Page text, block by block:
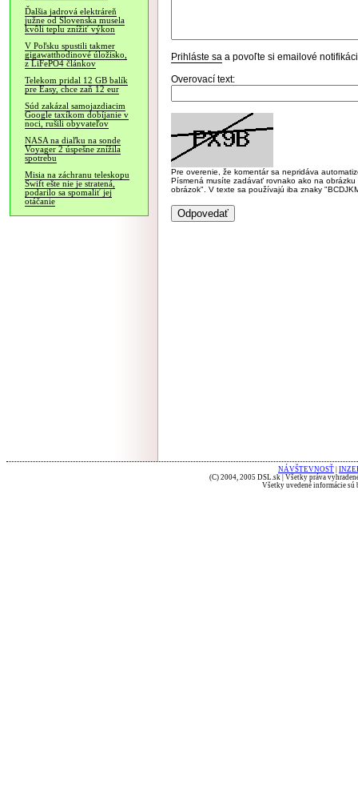
Ďalšia jadrová elektráreň
južne od Slovenska musela
kvôli teplu znížiť výkon
V Poľsku spustili takmer
gigawatthodinové úložisko,
z LiFePO4 článkov
Telekom pridal 12 GB balík
pre Easy, chce zaň 12 eur
Súd zakázal samojazdiacim
Google taxíkom dobíjanie v
noci, rušili obyvateľov
NASA na diaľku na sonde
Voyager 2 úspešne znížila
spotrebu
Misia na záchranu teleskopu
Swift ešte nie je stratená,
podarilo sa spomaliť jej
otáčanie
Prihláste sa a povoľte si emailové
Overovací text:
Pre overenie, že komentár sa nepridáva
Písmená musíte zadávať rovnako ako na
obrázok". V texte sa používajú iba znaky
NÁVŠTEVNOSŤ
(C) 2004, 2005 DSL.sk | Všetky práva
Všetky uvedené informácie sú